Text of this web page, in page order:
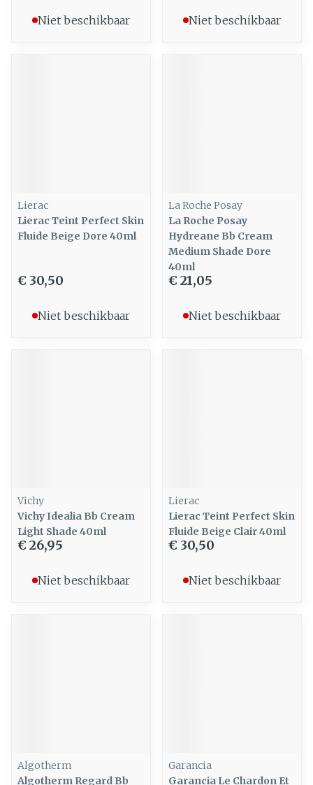
Niet beschikbaar Niet beschikbaar
Lierac
Lierac Teint Perfect Skin
Fluide Beige Dore 40ml
€ 30,50
Niet beschikbaar
La Roche Posay
La Roche Posay
Hydreane Bb Cream
Medium Shade Dore
40ml
€ 21,05
Niet beschikbaar
Vichy
Vichy Idealia Bb Cream
Light Shade 40ml
€ 26,95
Niet beschikbaar
Lierac
Lierac Teint Perfect Skin
Fluide Beige Clair 40ml
€ 30,50
Niet beschikbaar
Algotherm
Algotherm Regard Bb
Garancia
Garancia Le Chardon Et